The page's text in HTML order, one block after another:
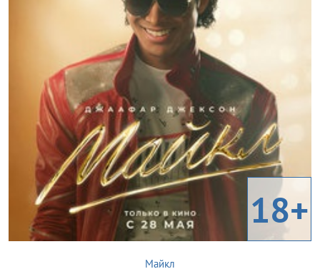
18+
Майкл